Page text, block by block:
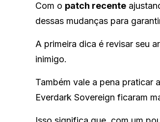
Com o patch recente
dessas mudanças para
A primeira dica é revisar seu
inimigo.
Também vale a pena praticar
Everdark Sovereign ficaram